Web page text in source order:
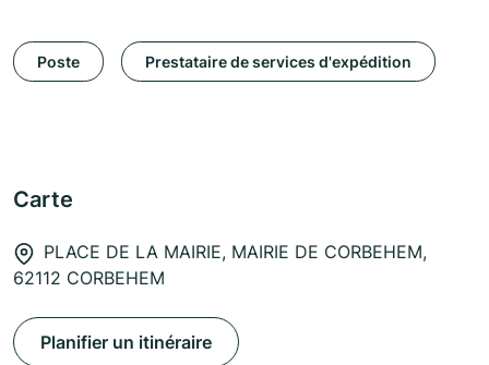
Poste Prestataire de services d'expédition
Carte
PLACE DE LA MAIRIE, MAIRIE DE CORBEHEM,
62112 CORBEHEM
Planifier un itinéraire